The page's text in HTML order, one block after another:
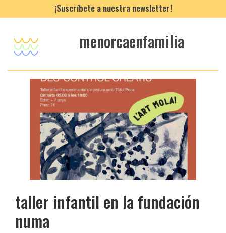
¡Suscríbete a nuestra newsletter!
menorcaenfamilia
taller infantil en la fundación
numa